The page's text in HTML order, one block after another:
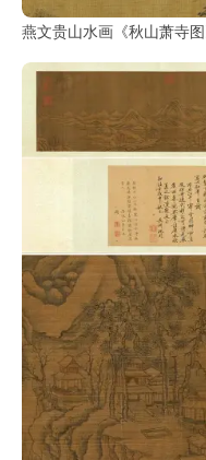
燕文贵山水画《秋山萧寺